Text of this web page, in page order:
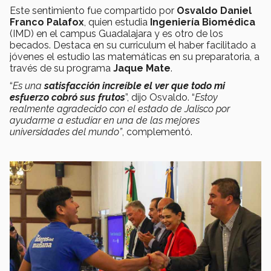
Este sentimiento fue compartido por Osvaldo Daniel
Franco Palafox, quien estudia Ingeniería Biomédica
(IMD) en el campus Guadalajara y es otro de los
becados. Destaca en su curriculum el haber facilitado a
jóvenes el estudio las matemáticas en su preparatoria, a
través de su programa Jaque Mate.
“Es una satisfacción increíble el ver que todo mi
esfuerzo cobró sus frutos”, dijo Osvaldo. “Estoy
realmente agradecido con el estado de Jalisco por
ayudarme a estudiar en una de las mejores
universidades del mundo”, complementó.